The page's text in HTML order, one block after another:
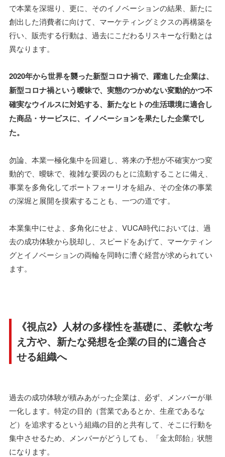
で本業を深堀り、更に、そのイノベーションの結果、新たに
創出した消費者に向けて、マーケティングミクスの再構築を
行い、販売する行動は、過去にこだわるリスキーな行動とは
異なります。
2020年から世界を襲った新型コロナ禍で、躍進した企業は、
新型コロナ禍という曖昧で、実態のつかめない変動的かつ不
確実なウイルスに対処する、新たなヒトの生活環境に適合し
た商品・サービスに、イノベーションを果たした企業でし
た。
勿論、本業一極化集中を回避し、将来の予想が不確実かつ変
動的で、曖昧で、複雑な要因のもとに流動することに備え、
事業を多角化してポートフォーリオを組み、その全体の事業
の深堀と展開を摸索することも、一つの道です。
本業集中にせよ、多角化にせよ、VUCA時代においては、過
去の成功体験から脱却し、スピードをあげて、マーケティン
グとイノベーションの両輪を同時に漕ぐ経営が求められてい
ます。
《視点2》人材の多様性を基礎に、柔軟な考
え方や、新たな発想を企業の目的に適合さ
せる組織へ
過去の成功体験が積みあがった企業は、必ず、メンバーが単
一化します。特定の目的（営業であるとか、生産であるな
ど）を追求するという組織の目的と共有して、そこに行動を
集中させるため、メンバーがどうしても、「金太郎飴」状態
になります。